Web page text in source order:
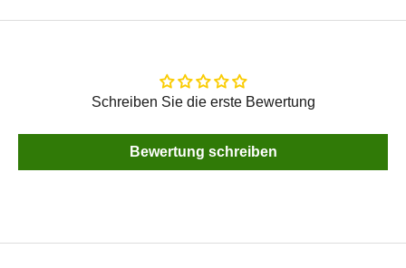
Schreiben Sie die erste Bewertung
Bewertung schreiben